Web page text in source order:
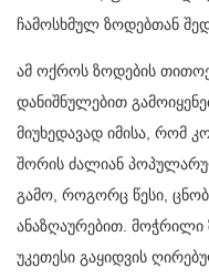
ჩამოსხმულ ზოდებთან
ამ ოქროს ზოდების
დანიშნულებით
მიუხედავად იმისა, რომ
შორის ძალიან
გამო, როგორც წესი,
ანაზღაურებით. მოჭრილი
უკეთესი გაყიდვის